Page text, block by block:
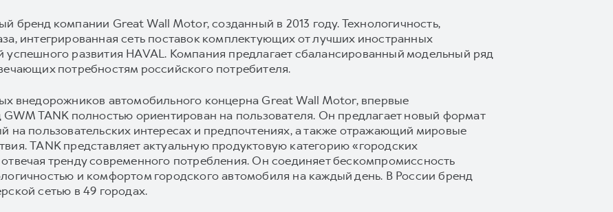
бренд компании Great Wall Motor, созданный в 2013 году. Технологичность,
интегрированная сеть поставок комплектующих от лучших иностранных
успешного развития HAVAL. Компания предлагает сбалансированный модельный ряд
потребностям российского потребителя.
внедорожников автомобильного концерна Great Wall Motor, впервые
GWM TANK полностью ориентирован на пользователя. Он предлагает новый формат
на пользовательских интересах и предпочтениях, а также отражающий мировые
TANK представляет актуальную продуктовую категорию «городских
тренду современного потребления. Он соединяет бескомпромиссность
и комфортом городского автомобиля на каждый день. В России бренд
сетью в 49 городах.